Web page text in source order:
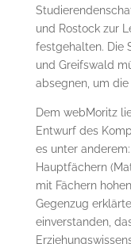
und Rostock zur
festgehalten. Die
und Greifswald
absegnen, um
Dem webMoritz
Entwurf des
es unter
Hauptfächern
mit Fächern
Gegenzug
einverstanden,